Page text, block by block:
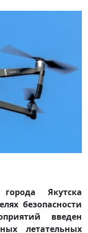
Якутска
безопасности
введен
летательных